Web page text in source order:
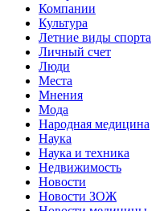
Компании
Культура
Летние виды спорта
Личный счет
Люди
Места
Мнения
Мода
Народная медицина
Наука
Наука и техника
Недвижимость
Новости
Новости ЗОЖ